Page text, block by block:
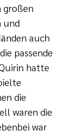
großen
und
auch
passende
hatte
die
waren die
war